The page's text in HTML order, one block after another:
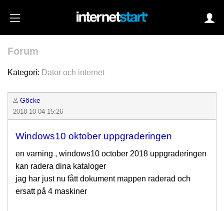
• Glömt lösenord?
Forum
Kategori: Dator och internet
Göcke
2018-10-04 15:26
Windows10 oktober uppgraderingen
en varning , windows10 october 2018 uppgraderingen
kan radera dina kataloger
jag har just nu fått dokument mappen raderad och
ersatt på 4 maskiner